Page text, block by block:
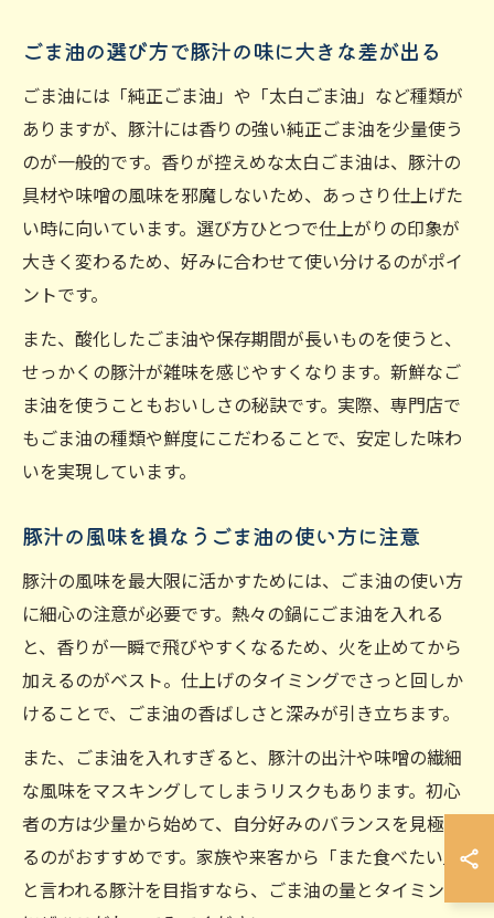
ごま油の選び方で豚汁の味に大きな差が出る
ごま油には「純正ごま油」や「太白ごま油」など種類が
ありますが、豚汁には香りの強い純正ごま油を少量使う
のが一般的です。香りが控えめな太白ごま油は、豚汁の
具材や味噌の風味を邪魔しないため、あっさり仕上げた
い時に向いています。選び方ひとつで仕上がりの印象が
大きく変わるため、好みに合わせて使い分けるのがポイ
ントです。
また、酸化したごま油や保存期間が長いものを使うと、
せっかくの豚汁が雑味を感じやすくなります。新鮮なご
ま油を使うこともおいしさの秘訣です。実際、専門店で
もごま油の種類や鮮度にこだわることで、安定した味わ
いを実現しています。
豚汁の風味を損なうごま油の使い方に注意
豚汁の風味を最大限に活かすためには、ごま油の使い方
に細心の注意が必要です。熱々の鍋にごま油を入れる
と、香りが一瞬で飛びやすくなるため、火を止めてから
加えるのがベスト。仕上げのタイミングでさっと回しか
けることで、ごま油の香ばしさと深みが引き立ちます。
また、ごま油を入れすぎると、豚汁の出汁や味噌の繊細
な風味をマスキングしてしまうリスクもあります。初心
者の方は少量から始めて、自分好みのバランスを見極め
るのがおすすめです。家族や来客から「また食べたい」
と言われる豚汁を目指すなら、ごま油の量とタイミング